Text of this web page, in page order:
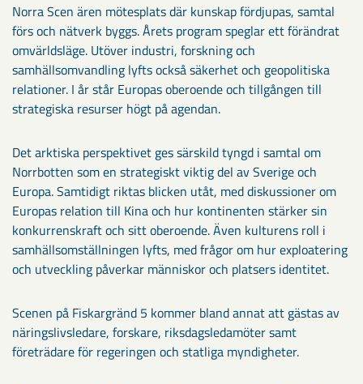
Norra Scen ären mötesplats där kunskap fördjupas, samtal
förs och nätverk byggs. Årets program speglar ett förändrat
omvärldsläge. Utöver industri, forskning och
samhällsomvandling lyfts också säkerhet och geopolitiska
relationer. I år står Europas oberoende och tillgången till
strategiska resurser högt på agendan.
Det arktiska perspektivet ges särskild tyngd i samtal om
Norrbotten som en strategiskt viktig del av Sverige och
Europa. Samtidigt riktas blicken utåt, med diskussioner om
Europas relation till Kina och hur kontinenten stärker sin
konkurrenskraft och sitt oberoende. Även kulturens roll i
samhällsomställningen lyfts, med frågor om hur exploatering
och utveckling påverkar människor och platsers identitet.
Scenen på Fiskargränd 5 kommer bland annat att gästas av
näringslivsledare, forskare, riksdagsledamöter samt
företrädare för regeringen och statliga myndigheter.